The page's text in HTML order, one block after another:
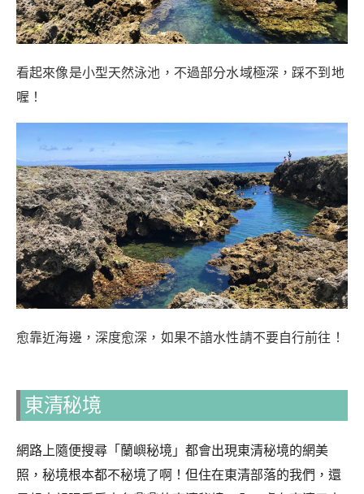
看起來像是小型天然泳池，不過部分水域極深，踩不到地
喔！
愈靠近海邊，深度愈深，如果不諳水性請不要自行前往！
東清秘境
網路上隨便搜尋「蘭嶼秘境」都會出現東清秘境的網美
照，秘境根本都不秘境了啊！但住在東清部落的我們，還